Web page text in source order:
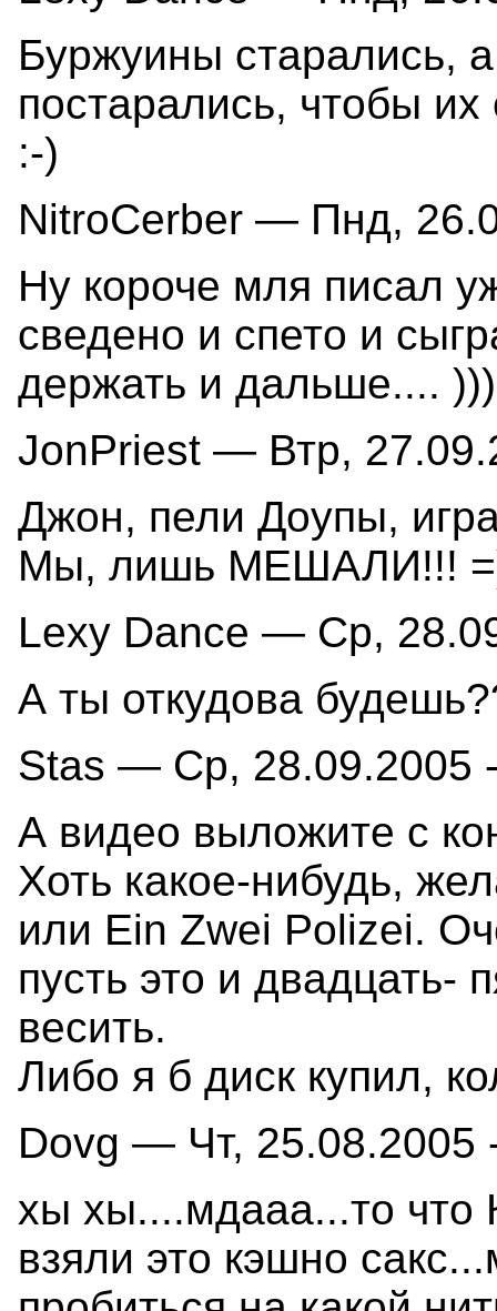
Буржуины старались,
постарались, чтобы
:-)
NitroCerber — Пнд,
Ну короче мля писал
сведено и спето и
держать и дальше.... )))
JonPriest — Втр,
Джон, пели Доупы,
Мы, лишь МЕШАЛИ!!!
Lexy Dance — Ср,
А ты откудова
Stas — Ср, 28.09.2005
А видео выложите с
Хоть какое-нибудь,
или Ein Zwei Polizei.
пусть это и двадцать-
весить.
Либо я б диск купил,
Dovg — Чт, 25.08.2005
хы хы....мдааа...то что
взяли это кэшно